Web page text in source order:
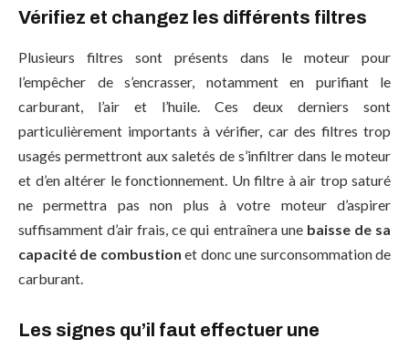
Vérifiez et changez les différents filtres
Plusieurs filtres sont présents dans le moteur pour
l’empêcher de s’encrasser, notamment en purifiant le
carburant, l’air et l’huile. Ces deux derniers sont
particulièrement importants à vérifier, car des filtres trop
usagés permettront aux saletés de s’infiltrer dans le moteur
et d’en altérer le fonctionnement. Un filtre à air trop saturé
ne permettra pas non plus à votre moteur d’aspirer
suffisamment d’air frais, ce qui entraînera une baisse de sa
capacité de combustion et donc une surconsommation de
carburant.
Les signes qu’il faut effectuer une